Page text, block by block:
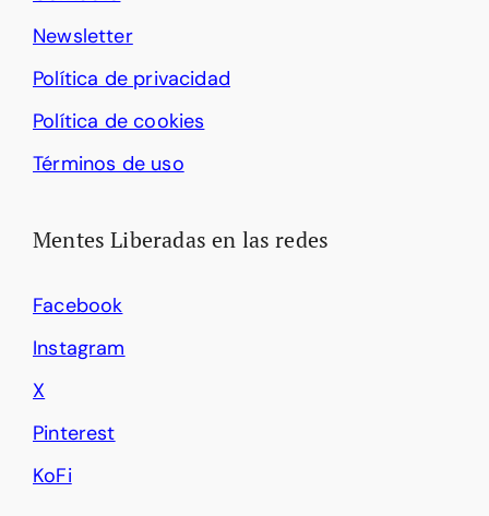
Newsletter
Política de privacidad
Política de cookies
Términos de uso
Mentes Liberadas en las redes
Facebook
Instagram
X
Pinterest
KoFi